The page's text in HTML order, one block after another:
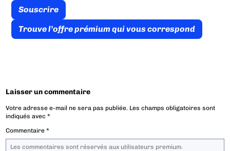
Souscrire
Trouve l’offre prémium qui vous correspond
Laisser un commentaire
Votre adresse e-mail ne sera pas publiée. Les champs obligatoires sont
indiqués avec*
Commentaire*